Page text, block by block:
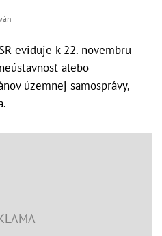
eviduje k 22. novembru
alebo
územnej samosprávy,